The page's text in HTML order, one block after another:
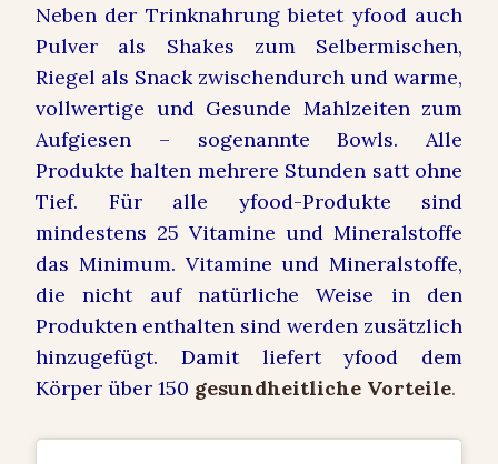
Neben der Trinknahrung bietet yfood auch
Pulver als Shakes zum Selbermischen,
Riegel als Snack zwischendurch und warme,
vollwertige und Gesunde Mahlzeiten zum
Aufgiesen – sogenannte Bowls. Alle
Produkte halten mehrere Stunden satt ohne
Tief. Für alle yfood-Produkte sind
mindestens 25 Vitamine und Mineralstoffe
das Minimum. Vitamine und Mineralstoffe,
die nicht auf natürliche Weise in den
Produkten enthalten sind werden zusätzlich
hinzugefügt. Damit liefert yfood dem
Körper über 150 gesundheitliche Vorteile.